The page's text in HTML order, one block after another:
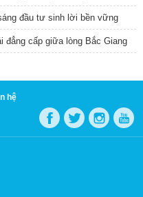
đầu tư sinh lời bền vững
đẳng cấp giữa lòng Bắc Giang
hệ